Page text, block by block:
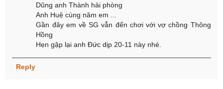
Dũng anh Thành hải phòng
Anh Huệ cùng năm em ...
Gần đây em về SG vẫn đến chơi với vợ chồng Thông
Hồng
Hẹn gặp lại anh Đức dịp 20-11 này nhé.
Reply